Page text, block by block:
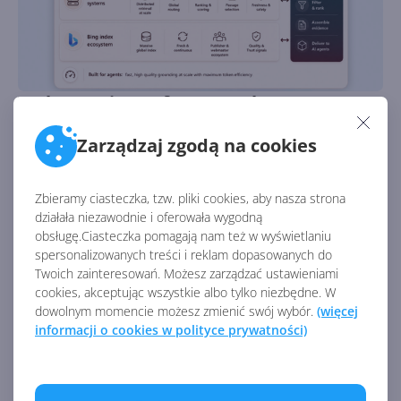
Zarządzaj zgodą na cookies
Zbieramy ciasteczka, tzw. pliki cookies, aby nasza strona
działała niezawodnie i oferowała wygodną
obsługę.Ciasteczka pomagają nam też w wyświetlaniu
spersonalizowanych treści i reklam dopasowanych do
Twoich zainteresowań. Możesz zarządzać ustawieniami
cookies, akceptując wszystkie albo tylko niezbędne. W
dowolnym momencie możesz zmienić swój wybór. (więcej
informacji o cookies w polityce prywatności)
Web IQ. Microsoft stworzył nową
wyszukiwarkę dla AI
Autor: Krzysztof SulikowskiOpublikowano:5.06.2026, 14:00
Liczba odsłon:
Przyszłość infrastruktury AI będzie należeć do systemów,
które potrafią analizować świat dokładnie takim, jakim jest
w danym momencie. Work IQ ma w tym pomóc